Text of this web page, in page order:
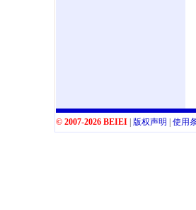
© 2007-2026 BEIEI| 版权声明 使用